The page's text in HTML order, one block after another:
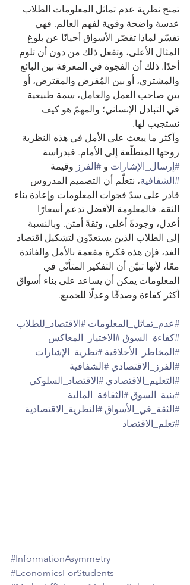
تمنح نظرية عدم تماثل المعلومات الطلاب
عدسة واضحة وقوية لفهم العالم. فهي
تفسّر لماذا تقصّر الأسواق أحيانًا عن بلوغ
المثال الأعلى، وتفعل ذلك من دون أن تلوم
أحدًا. ذلك أن الفجوة في المعرفة بين البائع
والمشتري، أو بين المُقرض والمقترض، أو
بين صاحب العمل والعامل، سمة طبيعية
في التبادل الإنساني؛ والمهمّ هو كيف
نستجيب لها.
وأكثر ما يبعث على الأمل في هذه النظرية
روحها المتطلّعة إلى الأمام. فبدراسة
#إرسال_الإشارات و #الفرز وقيمة
#الشفافية، نتعلّم أن التصميم المدروس
قادر على سدّ فجوات المعلومات وإعادة بناء
الثقة. فالمعلومة الأفضل تدعم أسعارًا
أعدل، وجودةً أعلى، وثقةً أمتن. وبالنسبة
إلى الطلاب الذين يستعدّون لتشكيل اقتصاد
الغد، فإن هذه فكرة مفعمة بالأمل والفائدة
معًا، لأنها تبيّن أن التفكير المتأنّي في
المعلومات يمكن أن يساعد على بناء أسواق
أكثر كفاءة وصدقًا وعدلًا للجميع.
#عدم_تماثل_المعلومات #الاقتصاد_للطلاب
#كفاءة_السوق #الاختيار_المعاكس
#المخاطر_الأخلاقية #نظرية_الإشارات
#الفرز_الاقتصادي #الشفافية
#التعليم_الاقتصادي #الاقتصاد_السلوكي
#بنية_السوق #الثقافة_المالية
#الثقة_في_الأسواق #النظرية_الاقتصادية
#تعلم_الاقتصاد
#InformationAsymmetry
#EconomicsForStudents